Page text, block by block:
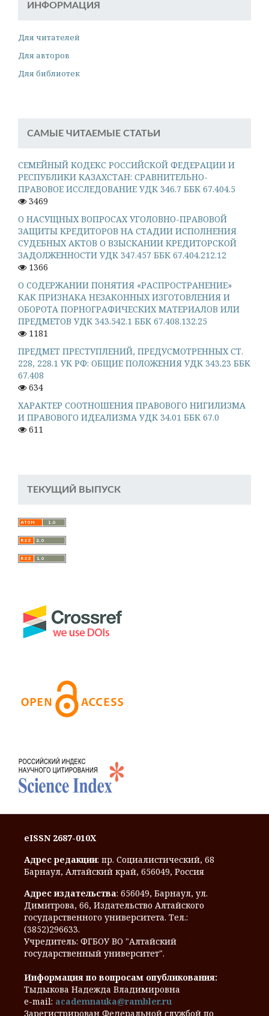
ИНФОРМАЦИЯ
Для читателей
Для авторов
Для библиотек
САМЫЕ ЧИТАЕМЫЕ СТАТЬИ
СЕМЕЙНЫЙ КОДЕКС РОССИЙСКОЙ ФЕДЕРАЦИИ И
РЕСПУБЛИКИ КАЗАХСТАН: СРАВНИТЕЛЬНО-
ПРАВОВОЕ ИССЛЕДОВАНИЕ УДК 346.7 ББК 67.404.5
3469
О НАСУЩНЫХ ВОПРОСАХ УГОЛОВНО-ПРАВОВОЙ
ЗАЩИТЫ КРЕДИТОРОВ НА СТАДИИ ИСПОЛНЕНИЯ
СУДЕБНЫХ АКТОВ О ВЗЫСКАНИИ КРЕДИТОРСКОЙ
ЗАДОЛЖЕННОСТИ УДК 347.457 ББК 67.404.212.12
1366
О СОДЕРЖАНИИ ПОНЯТИЯ «РАСПРОСТРАНЕНИЕ»
КАК ПРИЗНАКА НЕЗАКОННЫХ ИЗГОТОВЛЕНИЯ И
ОБОРОТА ПОРНОГРАФИЧЕСКИХ МАТЕРИАЛОВ ИЛИ
ПРЕДМЕТОВ УДК 343.542.1 ББК 67.408.132.25
1181
ПРЕДМЕТ ПРЕСТУПЛЕНИЙ, ПРЕДУСМОТРЕННЫХ СТ.
228, 228.1 УК РФ: ОБЩИЕ ПОЛОЖЕНИЯ УДК 343.23 ББК
67.408
634
ХАРАКТЕР СООТНОШЕНИЯ ПРАВОВОГО НИГИЛИЗМА
И ПРАВОВОГО ИДЕАЛИЗМА УДК 34.01 ББК 67.0
611
ТЕКУЩИЙ ВЫПУСК
eISSN 2687-010X
Адрес редакции: пр. Социалистический, 68
Барнаул, Алтайский край, 656049, Россия
Адрес издательства: 656049, Барнаул, ул.
Димитрова, 66, Издательство Алтайского
государственного университета. Тел.:
(3852)296633.
Учредитель: ФГБОУ ВО "Алтайский
государственный университет".
Информация по вопросам опубликования:
Тыдыкова Надежда Владимировна
e-mail: academnauka@rambler.ru
Зарегистрирован Федеральной службой по